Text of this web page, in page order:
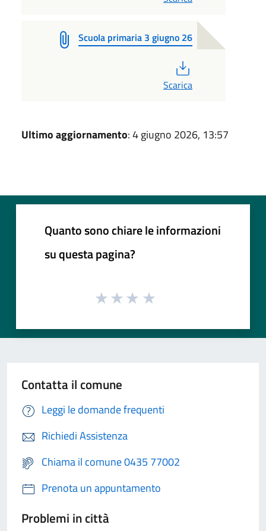
Scuola primaria 3 giugno 26
Scarica
Ultimo aggiornamento: 4 giugno 2026, 13:57
Quanto sono chiare le informazioni
su questa pagina?
Contatta il comune
Leggi le domande frequenti
Richiedi Assistenza
Chiama il comune 0435 77002
Prenota un appuntamento
Problemi in città